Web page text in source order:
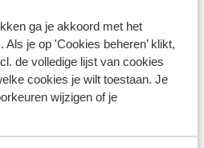
ga je akkoord met het
je op 'Cookies beheren’ klikt,
de volledige lijst van cookies
cookies je wilt toestaan. Je
wijzigen of je
niet gevonden?